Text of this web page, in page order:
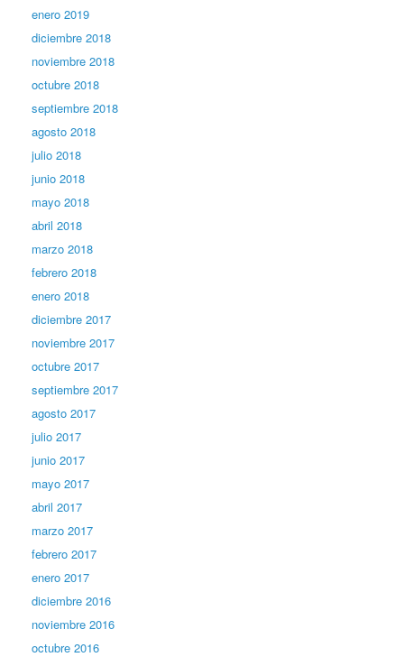
enero 2019
diciembre 2018
noviembre 2018
octubre 2018
septiembre 2018
agosto 2018
julio 2018
junio 2018
mayo 2018
abril 2018
marzo 2018
febrero 2018
enero 2018
diciembre 2017
noviembre 2017
octubre 2017
septiembre 2017
agosto 2017
julio 2017
junio 2017
mayo 2017
abril 2017
marzo 2017
febrero 2017
enero 2017
diciembre 2016
noviembre 2016
octubre 2016